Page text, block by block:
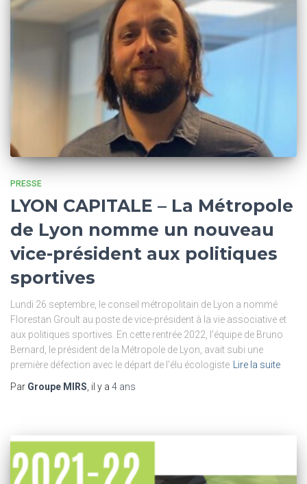
PRESSE
LYON CAPITALE – La Métropole
de Lyon nomme un nouveau
vice-président aux politiques
sportives
Lundi 26 septembre, le conseil métropolitain de Lyon a nommé
Florestan Groult au poste de vice-président à la vie associative et
aux politiques sportives. En cette rentrée 2022, l’équipe de Bruno
Bernard, le président de la Métropole de Lyon, avait subi une
première défection avec le départ de l’élu écologiste
Lire la suite
Par Groupe MIRS , il y a 4 ans